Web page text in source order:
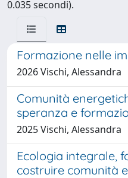
0.035 secondi).
Formazione nelle
2026 Vischi, Alessandra
Comunità
speranza e
2025 Vischi, Alessandra
Ecologia integrale,
costruire comunità